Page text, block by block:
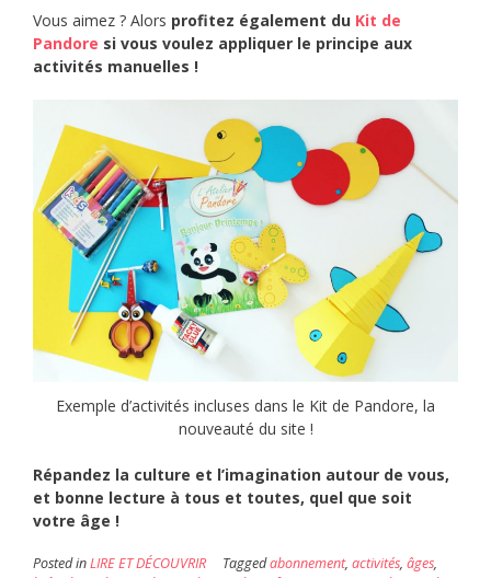
Vous aimez ? Alors profitez également du Kit de
Pandore si vous voulez appliquer le principe aux
activités manuelles !
Exemple d’activités incluses dans le Kit de Pandore, la
nouveauté du site !
Répandez la culture et l’imagination autour de vous,
et bonne lecture à tous et toutes, quel que soit
votre âge !
Posted inLIRE ET DÉCOUVRIR Taggedabonnement, activités, âges,